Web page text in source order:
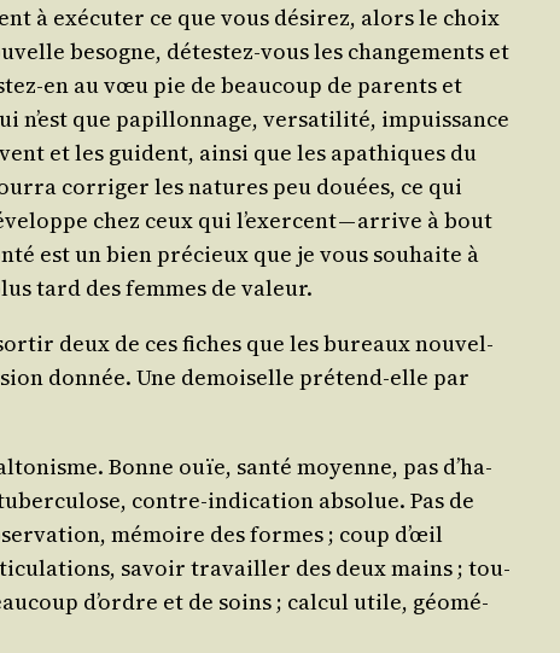
à exé­cu­ter ce que vous dési­rez, alors le choix
besogne, détes­tez-vous les chan­ge­ments et
en au vœu pie de beau­coup de parents et
n’est que papillon­nage, ver­sa­ti­li­té, impuis­sance
et les guident, ain­si que les apa­thiques du
cor­ri­ger les natures peu douées, ce qui
chez ceux qui l’exercent — arrive à bout
est un bien pré­cieux que je vous sou­haite à
tard des femmes de valeur.
deux de ces fiches que les bureaux nou­vel­
don­née. Une demoi­selle pré­tend-elle par
Bonne ouïe, san­té moyenne, pas d’ha­
contre-indi­ca­tion abso­lue. Pas de
mémoire des formes ; coup d’œil
savoir tra­vailler des deux mains ; tou­
d’ordre et de soins ; cal­cul utile, géo­mé­